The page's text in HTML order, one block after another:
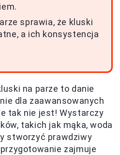
sprawia, że kluski
a ich konsystencja
na parze to danie
dla zaawansowanych
tak nie jest! Wystarczy
takich jak mąka, woda
stworzyć prawdziwy
zajmuje